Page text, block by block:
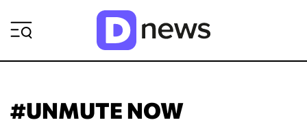
#UNMUTE NOW